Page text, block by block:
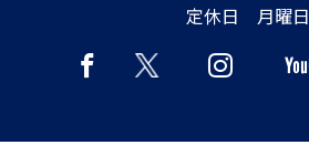
定休日 月曜日